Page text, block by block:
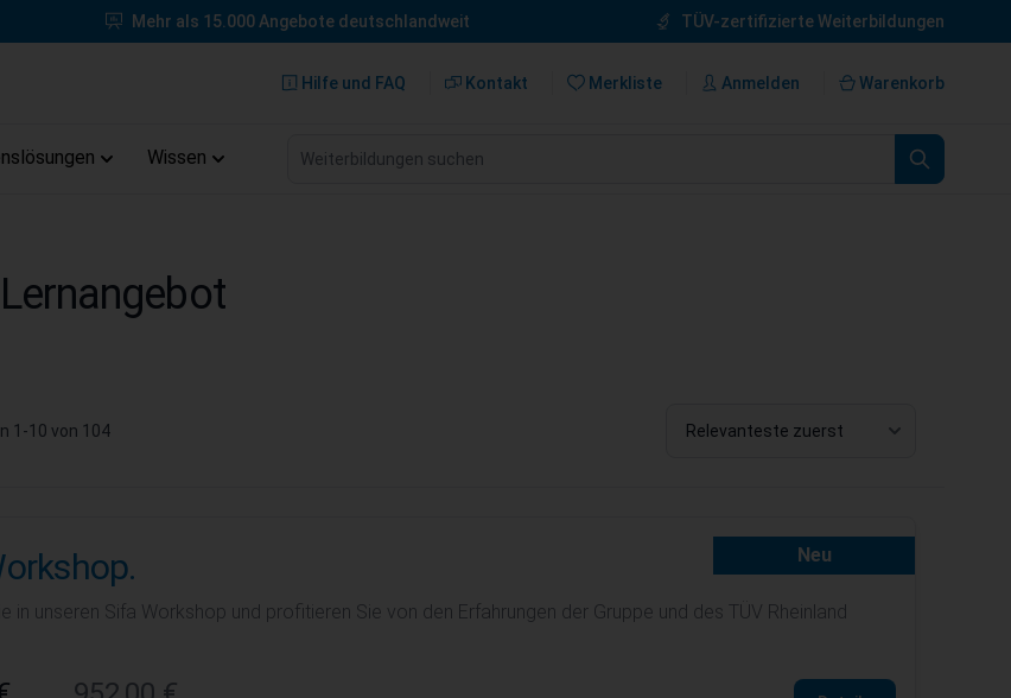
Mehr als 15.000 Angebote deutschlandweit TÜV-zertifizierte Weiterbildungen
Hilfe und FAQ Kontakt Merkliste Anmelden Warenkorb
Wissen Weiterbildungen suchen
1 -10 von 104
Neu
in unseren Sifa Workshop und profitieren Sie von den Erfahrungen der Gruppe und des TÜV Rheinland